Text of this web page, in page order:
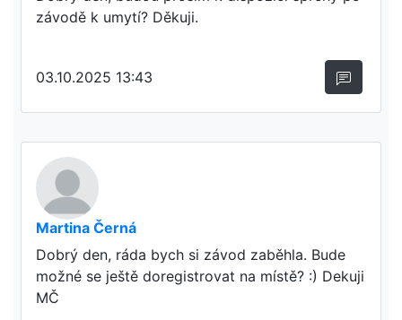
závodě k umytí? Děkuji.
03.10.2025 13:43
Martina Černá
Dobrý den, ráda bych si závod zaběhla. Bude
možné se ještě doregistrovat na místě? :) Dekuji
MČ